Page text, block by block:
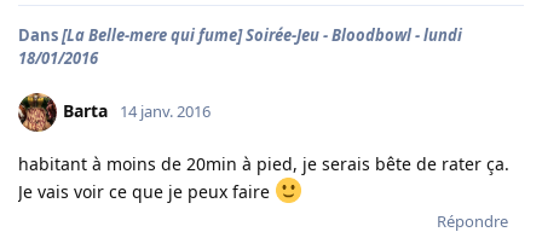
Dans[La Belle-mere qui fume] Soirée-Jeu - Bloodbowl - lundi
18/01/2016
Barta 14 janv. 2016
habitant à moins de 20min à pied, je serais bête de rater ça.
Je vais voir ce que je peux faire
Répondre